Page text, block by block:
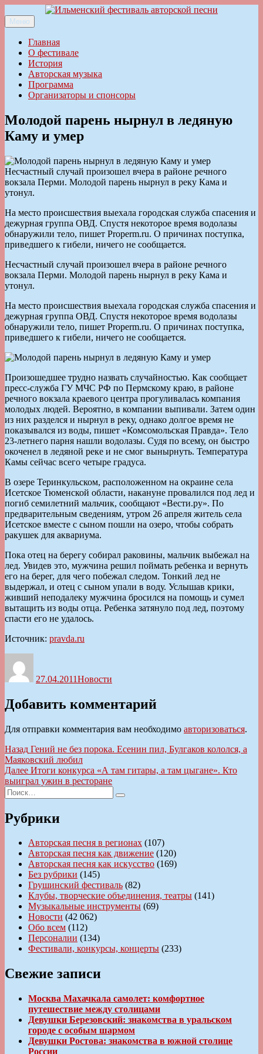
к
содержимому
Ильменский фестиваль авторской песни
Меню
Главная
О фестивале
История
Авторская музыка
Программа
Организаторы и спонсоры
Молодой парень нырнул в ледяную
Каму и умер
Несчастный случай произошел вчера в районе речного
вокзала Перми. Молодой парень нырнул в реку Кама и
утонул.
На место происшествия выехала городская служба спасения и
дежурная группа ОВД. Спустя некоторое время водолазы
обнаружили тело, пишет Properm.ru. О причинах поступка,
приведшего к гибели, ничего не сообщается.
Несчастный случай произошел вчера в районе речного
вокзала Перми. Молодой парень нырнул в реку Кама и
утонул.
На место происшествия выехала городская служба спасения и
дежурная группа ОВД. Спустя некоторое время водолазы
обнаружили тело, пишет Properm.ru. О причинах поступка,
приведшего к гибели, ничего не сообщается.
Произошедшее трудно назвать случайностью. Как сообщает
пресс-служба ГУ МЧС РФ по Пермскому краю, в районе
речного вокзала краевого центра прогуливалась компания
молодых людей. Вероятно, в компании выпивали. Затем один
из них разделся и нырнул в реку, однако долгое время не
показывался из воды, пишет «Комсомольская Правда». Тело
23-летнего парня нашли водолазы. Судя по всему, он быстро
окоченел в ледяной реке и не смог вынырнуть. Температура
Камы сейчас всего четыре градуса.
В озере Теринкульском, расположенном на окраине села
Исетское Тюменской области, накануне провалился под лед и
погиб семилетний мальчик, сообщают «Вести.ру». По
предварительным сведениям, утром 26 апреля житель села
Исетское вместе с сыном пошли на озеро, чтобы собрать
ракушек для аквариума.
Пока отец на берегу собирал раковины, мальчик выбежал на
лед. Увидев это, мужчина решил поймать ребенка и вернуть
его на берег, для чего побежал следом. Тонкий лед не
выдержал, и отец с сыном упали в воду. Услышав крики,
живший неподалеку мужчина бросился на помощь и сумел
вытащить из воды отца. Ребенка затянуло под лед, поэтому
спасти его не удалось.
Источник: pravda.ru
27.04.2011Новости
Добавить комментарий
Для отправки комментария вам необходимо авторизоваться.
Навигация
по
записям
Назад Предыдущая
запись:
Гений не без порока. Есенин пил, Булгаков кололся, а
Маяковский любил
Далее Следующая
запись:
Итоги конкурса «А там гитары, а там цыгане». Кто
выиграл ужин в ресторане
Искать:
Поиск
Рубрики
Авторская песня в регионах (107)
Авторская песня как движение (120)
Авторская песня как искусство (169)
Без рубрики (145)
Грушинский фестиваль (82)
Клубы, творческие объединения, театры (141)
Музыкальные инструменты (69)
Новости (42 062)
Обо всем (112)
Персоналии (134)
Фестивали, конкурсы, концерты (233)
Свежие записи
Москва Махачкала самолет: комфортное
путешествие между столицами
Девушки Березовский: знакомства в уральском
городе с особым шармом
Девушки Ростова: знакомства в южной столице
России